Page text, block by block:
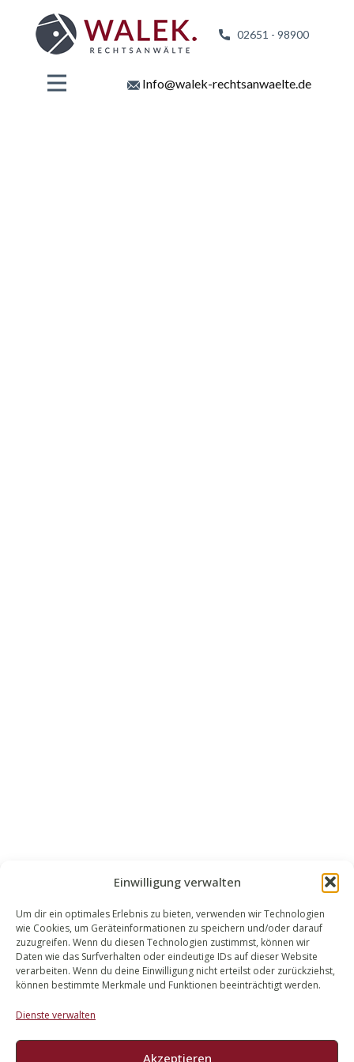
Einwilligung verwalten
Um dir ein optimales Erlebnis zu bieten, verwenden wir Technologien
wie Cookies, um Geräteinformationen zu speichern und/oder darauf
zuzugreifen. Wenn du diesen Technologien zustimmst, können wir
Daten wie das Surfverhalten oder eindeutige IDs auf dieser Website
verarbeiten. Wenn du deine Einwilligung nicht erteilst oder zurückziehst,
können bestimmte Merkmale und Funktionen beeinträchtigt werden.
Dienste verwalten
Akzeptieren
02651 - 98900
Info@walek-rechtsanwaelte.de
WALEK RECHTSANWÄLT​​E
Bachstraße 13
56727 Mayen
02651 98 900
info@walek-rechtsanwaelte.de